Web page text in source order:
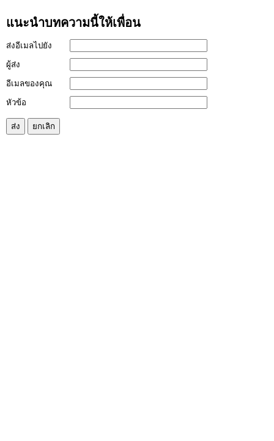
แนะนำบทความนี้ให้เพื่อน
ส่งอีเมลไปยัง
ผู้ส่ง
อีเมลของคุณ
หัวข้อ
ส่ง ยกเลิก